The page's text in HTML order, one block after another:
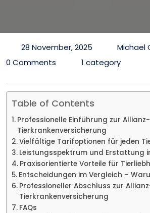
28 November, 2025
Michael
0 Comments
1 category
Table of Contents
Professionelle Einführung zur Allianz-
Tierkrankenversicherung
Vielfältige Tarifoptionen für jeden
Leistungsspektrum und Erstattung
Praxisorientierte Vorteile für
Entscheidungen im Vergleich –
Professioneller Abschluss zur
Tierkrankenversicherung
FAQs